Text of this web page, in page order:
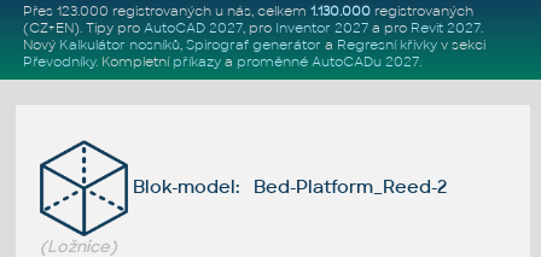
Přes 123.000 registrovaných u nás, celkem 1.130.000registrovaných
(CZ+EN). Tipy pro AutoCAD 2027, pro Inventor 2027a pro Revit 2027.
Nový Kalkulátor nosníků, Spirograf generátor a Regresní křivkyv sekci
Převodníky. Kompletní příkazya proměnné AutoCADu 2027.
Blok-model: Bed-Platform_Reed-2
(Ložnice)